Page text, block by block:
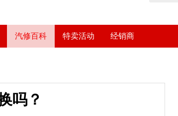
汽修百科 特卖活动 经销商
吗？